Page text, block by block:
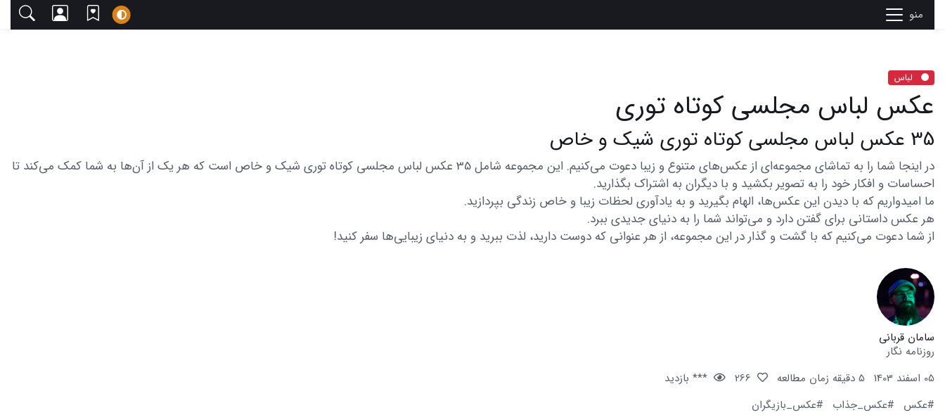
منو
لباس
عکس لباس مجلسی کوتاه توری
35 عکس لباس مجلسی کوتاه توری شیک و خاص
در اینجا شما را به تماشای مجموعه‌ای از عکس‌های متنوع و زیبا دعوت می‌کنیم. این مجموعه شامل 35 عکس لباس مجلسی کوتاه توری شیک و خاص است که هر یک از آن‌ها به شما کمک می‌کند تا
احساسات و افکار خود را به تصویر بکشید و با دیگران به اشتراک بگذارید.
ما امیدواریم که با دیدن این عکس‌ها، الهام بگیرید و به یادآوری لحظات زیبا و خاص زندگی بپردازید.
هر عکس داستانی برای گفتن دارد و می‌تواند شما را به دنیای جدیدی ببرد.
از شما دعوت می‌کنیم که با گشت و گذار در این مجموعه، از هر عنوانی که دوست دارید، لذت ببرید و به دنیای زیبایی‌ها سفر کنید!
سامان قربانی
روزنامه نگار
05 اسفند 1403
5 دقیقه زمان مطالعه
*** بازدید
#عکس
#عکس_جذاب #عکس_بازیگران